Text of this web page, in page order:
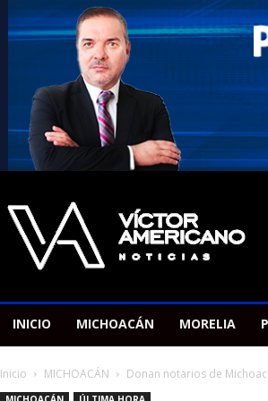
Americano
Victor
INICIO MICHOACÁN MORELIA
Inicio MICHOACÁN Donan notarios de